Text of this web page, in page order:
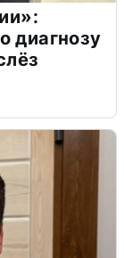
диагнозу